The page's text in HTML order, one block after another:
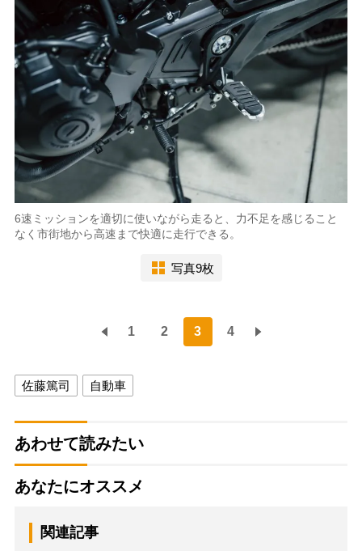
6速ミッションを適切に使いながら走ると、力不足を感じること
なく市街地から高速まで快適に走行できる。
写真9枚
1 2 3 4
佐藤篤司 自動車
あわせて読みたい
あなたにオススメ
関連記事